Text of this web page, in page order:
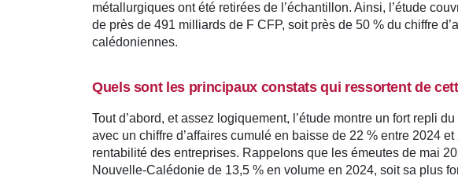
métallurgiques ont été retirées de l’échantillon. Ainsi, l’étude
de près de 491 milliards de F CFP, soit près de 50 % du chiffre
calédoniennes.
Quels sont les principaux constats qui ressortent de
Tout d’abord, et assez logiquement, l’étude montre un fort repli
avec un chiffre d’affaires cumulé en baisse de 22 % entre 2024
rentabilité des entreprises. Rappelons que les émeutes de mai
Nouvelle-Calédonie de 13,5 % en volume en 2024, soit sa plus